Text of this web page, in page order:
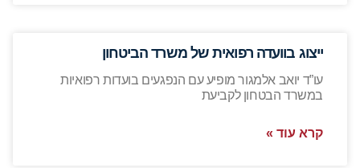
ייצוג בוועדה רפואית של משרד הביטחון
עו”ד יואב אלמגור מופיע עם הנפגעים בועדות רפואיות
במשרד הבטחון לקביעת
קרא עוד »